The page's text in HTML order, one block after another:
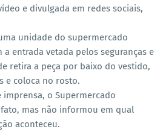
e divulgada em redes sociais,
unidade do supermercado
a entrada vetada pelos seguranças e
retira a peça por baixo do vestido,
e coloca no rosto.
imprensa, o Supermercado
mas não informou em qual
aconteceu.